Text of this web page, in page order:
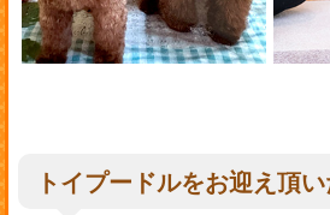
トイプードルをお迎え頂